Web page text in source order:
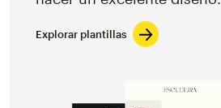
Explorar plantillas